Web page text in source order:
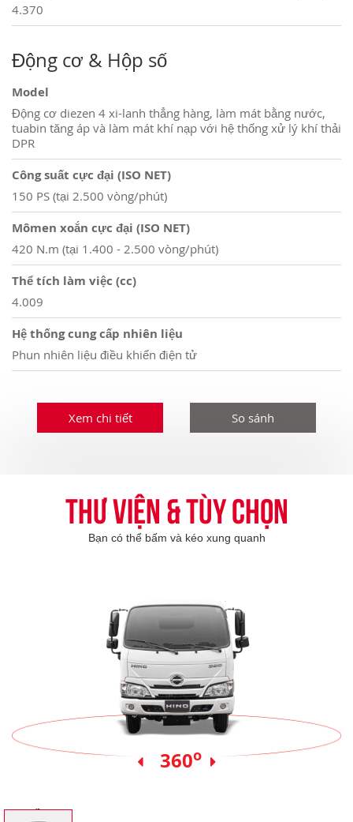
4.370
Động cơ & Hộp số
Model
Động cơ diezen 4 xi-lanh thẳng hàng, làm mát bằng nước,
tuabin tăng áp và làm mát khí nạp với hệ thống xử lý khí thải
DPR
Công suất cực đại (ISO NET)
150 PS (tại 2.500 vòng/phút)
Mômen xoắn cực đại (ISO NET)
420 N.m (tại 1.400 - 2.500 vòng/phút)
Thể tích làm việc (cc)
4.009
Hệ thống cung cấp nhiên liệu
Phun nhiên liệu điều khiển điện tử
Xem chi tiết So sánh
Thư viện & tùy chọn
Bạn có thể bấm và kéo xung quanh
360o
Xe nền